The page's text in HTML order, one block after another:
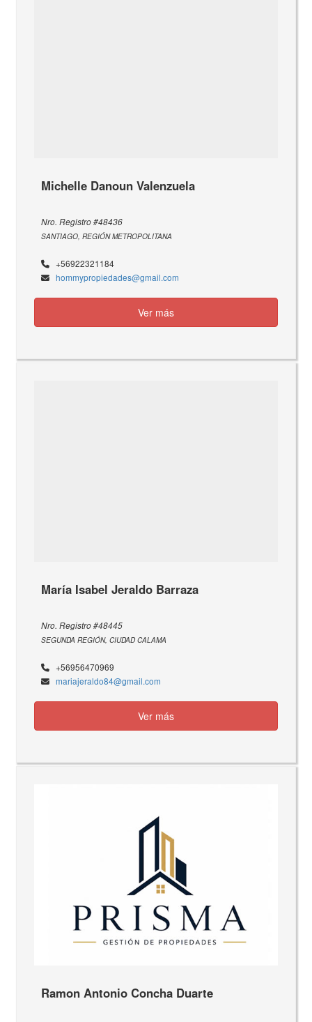
Michelle Danoun Valenzuela
Nro. Registro #48436
SANTIAGO, REGIÓN METROPOLITANA
+56922321184
hommypropiedades@gmail.com
Ver más
María Isabel Jeraldo Barraza
Nro. Registro #48445
SEGUNDA REGIÓN, CIUDAD CALAMA
+56956470969
mariajeraldo84@gmail.com
Ver más
Ramon Antonio Concha Duarte